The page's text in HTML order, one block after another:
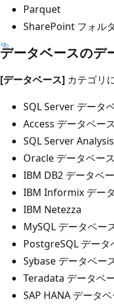
Parquet
SharePoint フォル
データベースのデ
[データベース] カテゴリ
SQL Server データ
Access データベース
SQL Server
Oracle データベース
IBM DB2 データベ
IBM Informix デー
IBM Netezza
MySQL データベー
PostgreSQL データ
Sybase データベー
Teradata データベ
SAP HANA データ